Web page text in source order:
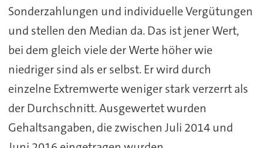
Sonderzahlungen und individuelle Vergütungen
und stellen den Median da. Das ist jener Wert,
bei dem gleich viele der Werte höher wie
niedriger sind als er selbst. Er wird durch
einzelne Extremwerte weniger stark verzerrt als
der Durchschnitt. Ausgewertet wurden
Gehaltsangaben, die zwischen Juli 2014 und